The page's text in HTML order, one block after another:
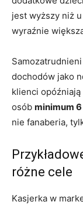
jest wyższy niż
wyraźnie
dochodów jako
klienci opóźniają
osób minimum
nie fanaberia,
różne cele
Kasjerka w